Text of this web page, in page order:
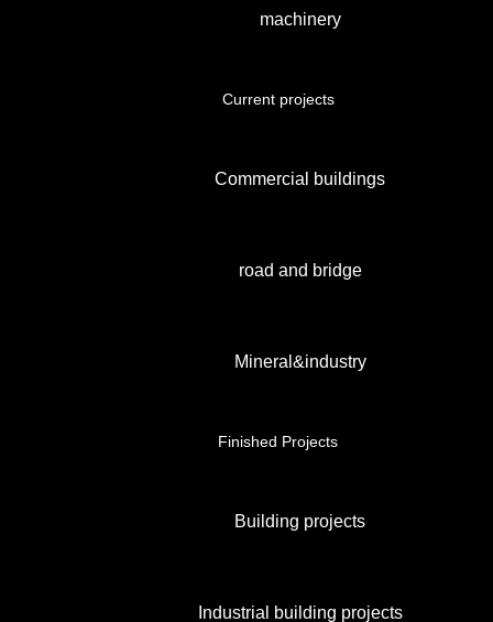
machinery
Current projects
Commercial buildings
road and bridge
Mineral&industry
Finished Projects
Building projects
Industrial building projects